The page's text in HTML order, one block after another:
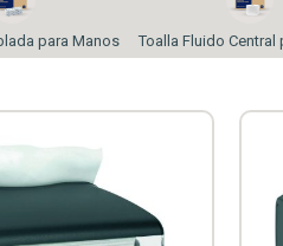
para Manos Toalla Fluido Central